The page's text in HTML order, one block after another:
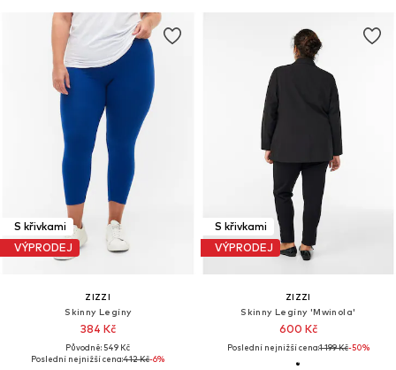
S křivkami
VÝPRODEJ
ZIZZI
Skinny Legíny
384 Kč
Původně: 549 Kč
Poslední nejnižší cena:412 Kč-6%
S křivkami
VÝPRODEJ
ZIZZI
Skinny Legíny 'Mwinola'
600 Kč
Poslední nejnižší cena:1 199 Kč-50%